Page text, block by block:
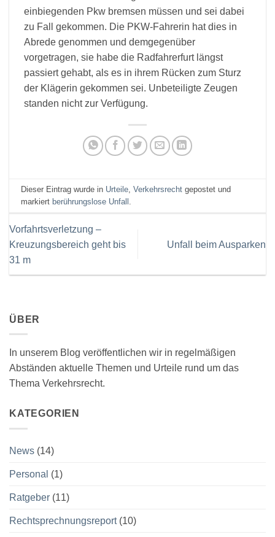
einbiegenden Pkw bremsen müssen und sei dabei
zu Fall gekommen. Die PKW-Fahrerin hat dies in
Abrede genommen und demgegenüber
vorgetragen, sie habe die Radfahrerfurt längst
passiert gehabt, als es in ihrem Rücken zum Sturz
der Klägerin gekommen sei. Unbeteiligte Zeugen
standen nicht zur Verfügung.
Dieser Eintrag wurde in Urteile ,Verkehrsrecht gepostet und
markiert berührungslose Unfall
Vorfahrtsverletzung –
Kreuzungsbereich geht bis
31 m
Unfall beim Ausparken
ÜBER
In unserem Blog veröffentlichen wir in regelmäßigen
Abständen aktuelle Themen und Urteile rund um das
Thema Verkehrsrecht.
KATEGORIEN
News (14)
Personal (1)
Ratgeber (11)
Rechtsprechnungsreport(10)